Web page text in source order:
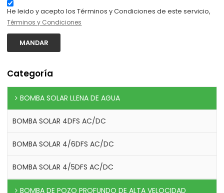
He leido y acepto los Términos y Condiciones de este servicio,
Términos y Condiciones
MANDAR
Categoría
BOMBA SOLAR LLENA DE AGUA
BOMBA SOLAR 4DFS AC/DC
BOMBA SOLAR 4/6DFS AC/DC
BOMBA SOLAR 4/5DFS AC/DC
BOMBA DE POZO PROFUNDO DE ALTA VELOCIDAD